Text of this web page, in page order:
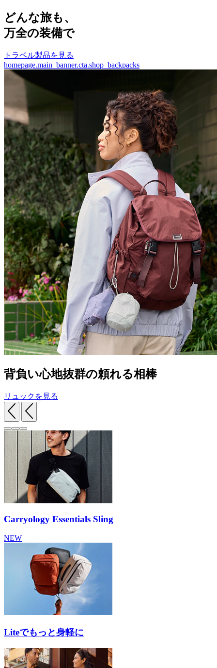
どんな旅も、
万全の装備で
トラベル製品を見る
homepage.main_banner.cta.shop_backpacks
背負い心地抜群の頼れる相棒
リュックを見る
Carryology Essentials Sling
NEW
Liteでもっと身軽に